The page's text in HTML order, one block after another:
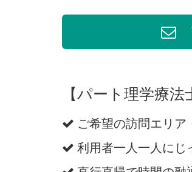
【パート理学療
ご希望の訪問エリ
利用者一人一人にじ